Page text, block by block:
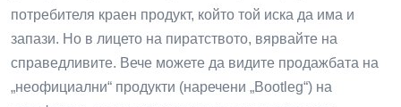
потребителя краен продукт, който той иска да има и
запази. Но в лицето на пиратството, вярвайте на
справедливите. Вече можете да видите продажбата на
„неофициални“ продукти (наречени „Bootleg“) на